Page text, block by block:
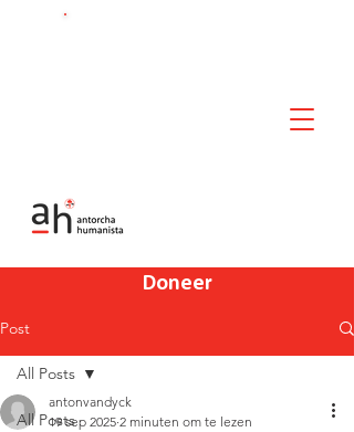
Doneer
Post
All Posts
All Posts
antonvandyck
19 sep 2025 2 minuten om te lezen